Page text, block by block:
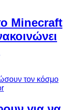
Minecraft